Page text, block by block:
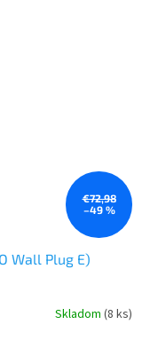
€72,98
–49 %
Wall Plug E)
Skladom(8 ks)